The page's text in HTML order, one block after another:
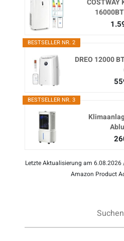
BESTSELLER NR. 2
DREO 12000
BESTSELLER NR. 3
Letzte Aktualisierung am
Amazon Product